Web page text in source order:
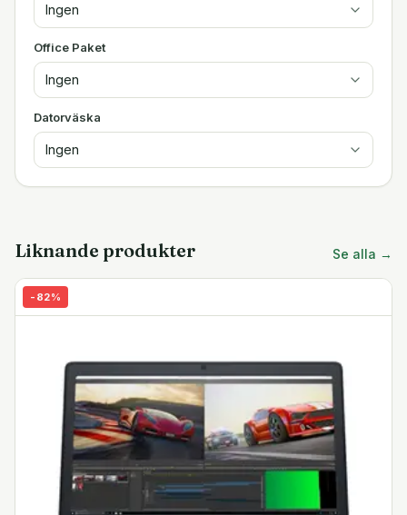
Ingen
Office Paket
Ingen
Datorväska
Ingen
Liknande produkter Se alla →
- 82%